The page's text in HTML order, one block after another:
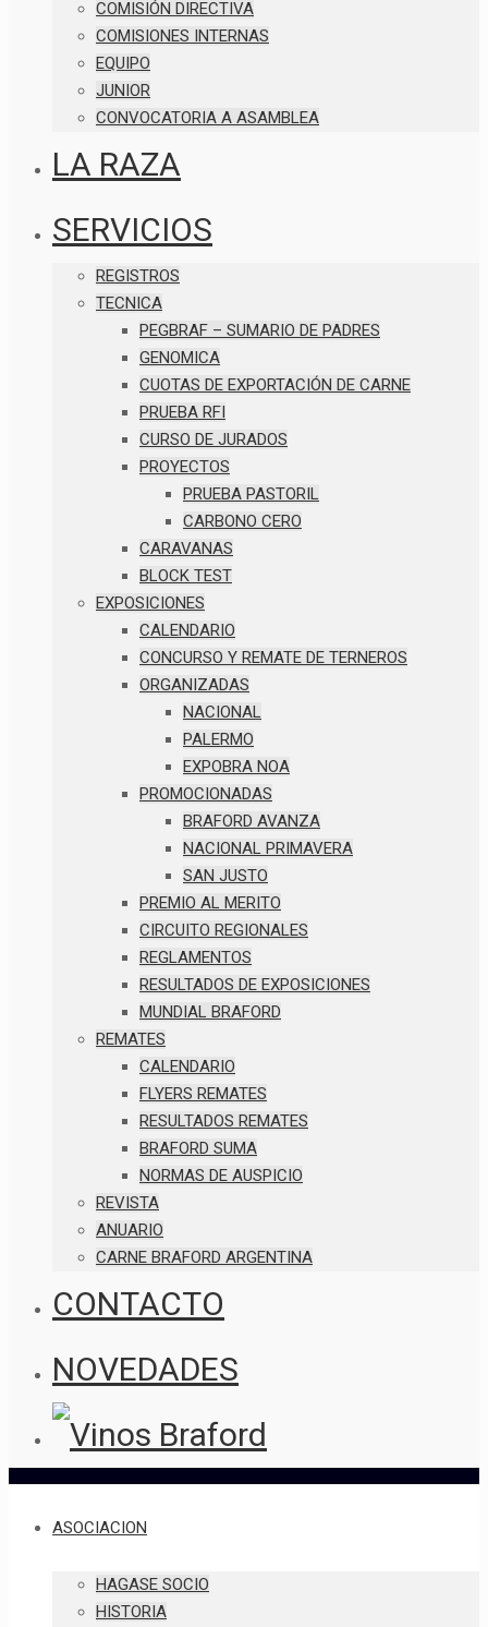
COMISIÓN DIRECTIVA
COMISIONES INTERNAS
EQUIPO
JUNIOR
CONVOCATORIA A ASAMBLEA
LA RAZA
SERVICIOS
REGISTROS
TECNICA
PEGBRAF – SUMARIO DE PADRES
GENOMICA
CUOTAS DE EXPORTACIÓN DE CARNE
PRUEBA RFI
CURSO DE JURADOS
PROYECTOS
PRUEBA PASTORIL
CARBONO CERO
CARAVANAS
BLOCK TEST
EXPOSICIONES
CALENDARIO
CONCURSO Y REMATE DE TERNEROS
ORGANIZADAS
NACIONAL
PALERMO
EXPOBRA NOA
PROMOCIONADAS
BRAFORD AVANZA
NACIONAL PRIMAVERA
SAN JUSTO
PREMIO AL MERITO
CIRCUITO REGIONALES
REGLAMENTOS
RESULTADOS DE EXPOSICIONES
MUNDIAL BRAFORD
REMATES
CALENDARIO
FLYERS REMATES
RESULTADOS REMATES
BRAFORD SUMA
NORMAS DE AUSPICIO
REVISTA
ANUARIO
CARNE BRAFORD ARGENTINA
CONTACTO
NOVEDADES
ASOCIACION
HAGASE SOCIO
HISTORIA